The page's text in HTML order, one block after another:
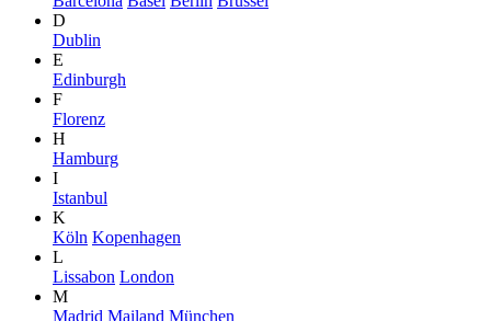
D
Dublin
E
Edinburgh
F
Florenz
H
Hamburg
I
Istanbul
K
Köln Kopenhagen
L
Lissabon London
M
Madrid Mailand München